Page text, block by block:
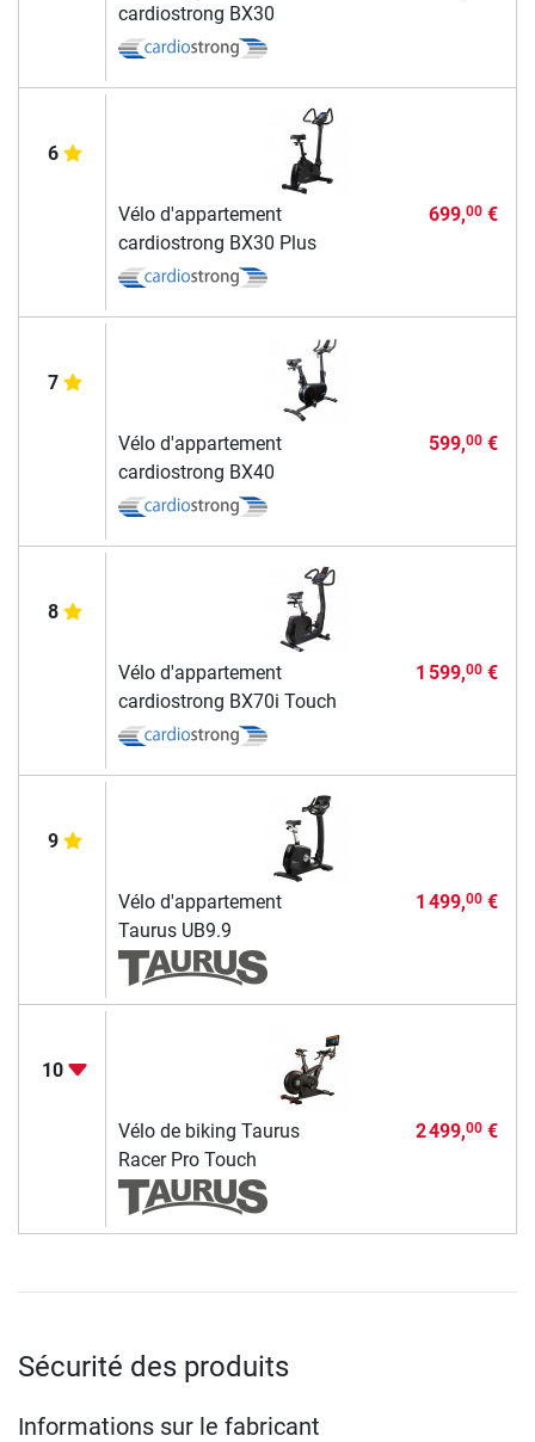
cardiostrong BX30
6
Vélo d'appartement
cardiostrong BX30 Plus
699,00€
7
Vélo d'appartement
cardiostrong BX40
599,00€
8
Vélo d'appartement
cardiostrong BX70i Touch
1 599,00€
9
Vélo d'appartement
Taurus UB9.9
1 499,00€
10
Vélo de biking Taurus
Racer Pro Touch
2 499,00€
Sécurité des produits
Informations sur le fabricant